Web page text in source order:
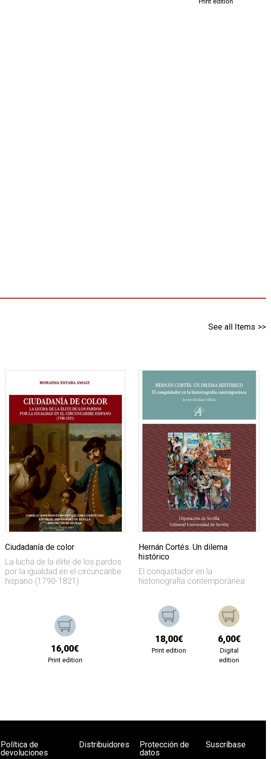
See all Items
Ciudadanía de color
La lucha de la élite de los pardos
por la igualdad en el circuncaribe
hispano (1790-1821)
16,00€
Print edition
Hernán Cortés. Un dilema
histórico
El conquistador en la
historiografía contemporánea
18,00€
Print edition
6,00€
Digital
edition
Política de
devoluciones
Distribuidores
Protección de
datos
Suscríbase